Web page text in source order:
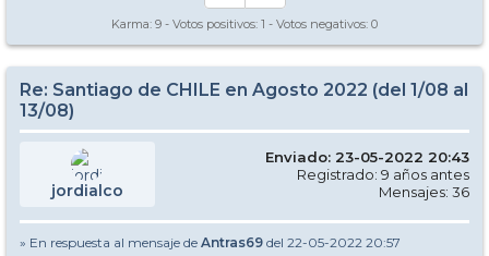
Karma: 9 - Votos positivos: 1 - Votos negativos: 0
Re: Santiago de CHILE en Agosto 2022 (del 1/08 al
13/08)
jordialco
Enviado: 23-05-2022 20:43
Registrado: 9 años antes
Mensajes: 36
» En respuesta al mensaje de Antras69 del 22-05-2022 20:57